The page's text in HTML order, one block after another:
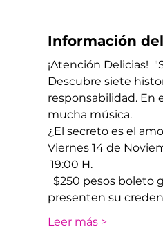
Información
¡Atención Delicias!
Descubre siete
responsabilidad. En
mucha música.
¿El secreto es el
​Viernes 14 de
​ 19:00 H.
$250 pesos boleto
presenten su
Leer más >